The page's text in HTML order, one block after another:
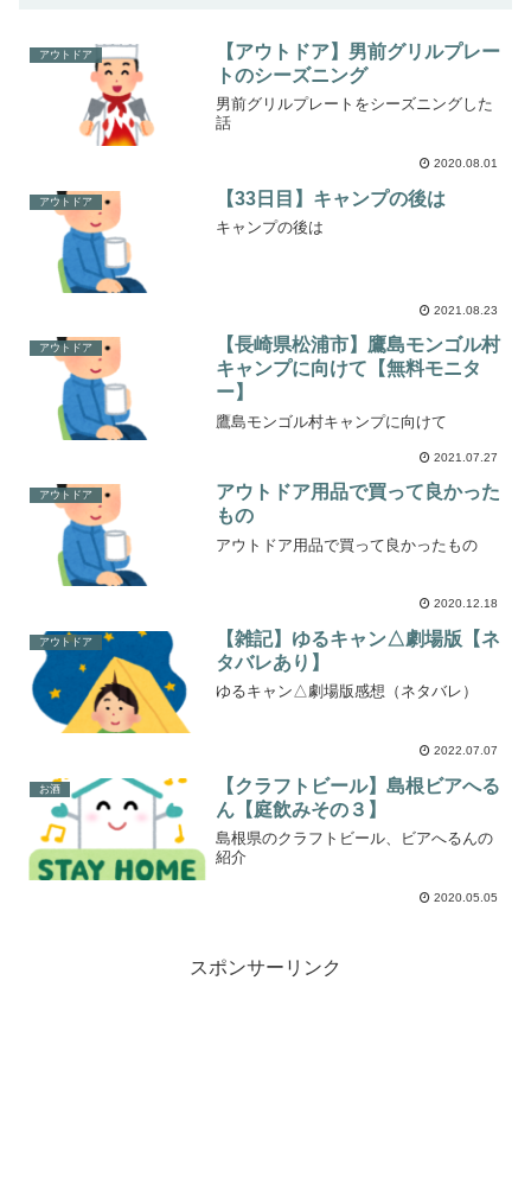
アウトドア
【アウトドア】男前グリルプレー
トのシーズニング
男前グリルプレートをシーズニングした
話
2020.08.01
アウトドア 【33日目】キャンプの後は
キャンプの後は
2021.08.23
アウトドア
【長崎県松浦市】鷹島モンゴル村
キャンプに向けて【無料モニタ
ー】
鷹島モンゴル村キャンプに向けて
2021.07.27
アウトドア
アウトドア用品で買って良かった
もの
アウトドア用品で買って良かったもの
2020.12.18
アウトドア
【雑記】ゆるキャン△劇場版【ネ
タバレあり】
ゆるキャン△劇場版感想（ネタバレ）
2022.07.07
お酒
【クラフトビール】島根ビアへる
ん【庭飲みその３】
島根県のクラフトビール、ビアへるんの
紹介
2020.05.05
スポンサーリンク